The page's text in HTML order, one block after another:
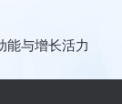
能与增长活力